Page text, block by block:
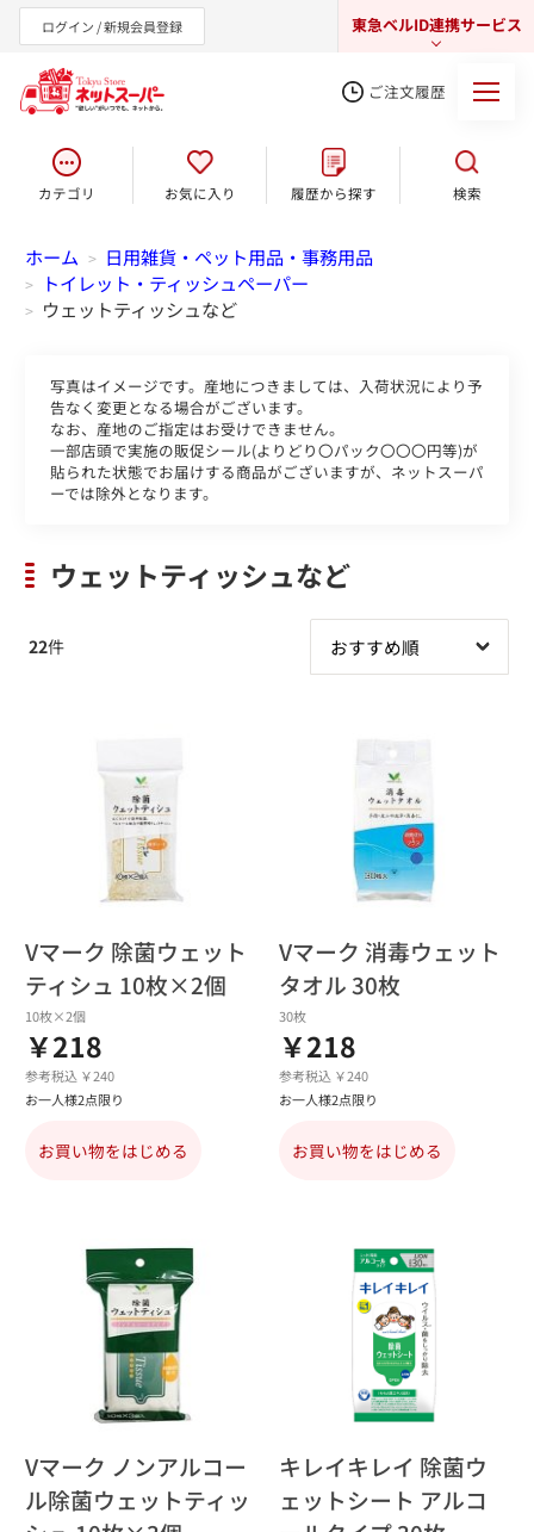
ログイン / 新規会員登録 東急ベルID連携サービス
東急オンラインショップ
ご注文履歴
カテゴリ お気に入り 履歴から探す 検索
ホーム > 日用雑貨・ペット用品・事務用品
> トイレット・ティッシュペーパー
> ウェットティッシュなど
写真はイメージです。産地につきましては、入荷状況により予
告なく変更となる場合がございます。
なお、産地のご指定はお受けできません。
一部店頭で実施の販促シール(よりどり〇パック〇〇〇円等)が
貼られた状態でお届けする商品がございますが、ネットスーパ
ーでは除外となります。
ウェットティッシュなど
22件
Vマーク 除菌ウェット
ティシュ 10枚×2個
10枚×2個
￥218
参考税込 ￥240
お一人様2点限り
お買い物をはじめる
Vマーク 消毒ウェット
タオル 30枚
30枚
￥218
参考税込 ￥240
お一人様2点限り
お買い物をはじめる
Vマーク ノンアルコー
ル除菌ウェットティッ
キレイキレイ 除菌ウ
ェットシート アルコ